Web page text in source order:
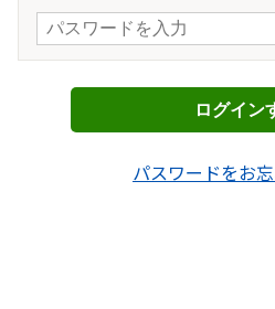
ログイン
パスワードをお